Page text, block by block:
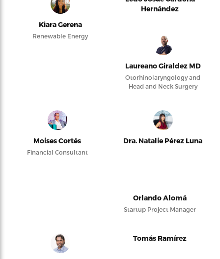
Kiara Gerena
Renewable Energy
Hernández
Laureano Giraldez MD
Otorhinolaryngology and
Head and Neck Surgery
Moises Cortés
Financial Consultant
Dra. Natalie Pérez Luna
Orlando Alomá
Startup Project Manager
Tomás Ramírez